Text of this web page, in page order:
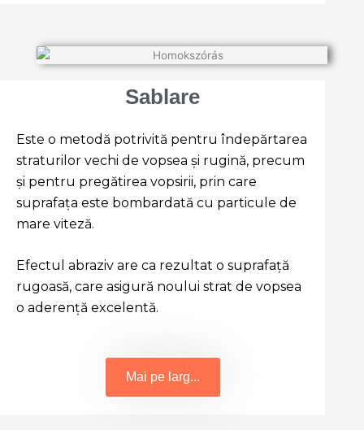
Sablare
Este o metodă potrivită pentru îndepărtarea
straturilor vechi de vopsea și rugină, precum
și pentru pregătirea vopsirii, prin care
suprafața este bombardată cu particule de
mare viteză.
Efectul abraziv are ca rezultat o suprafață
rugoasă, care asigură noului strat de vopsea
o aderență excelentă.
Mai pe larg...